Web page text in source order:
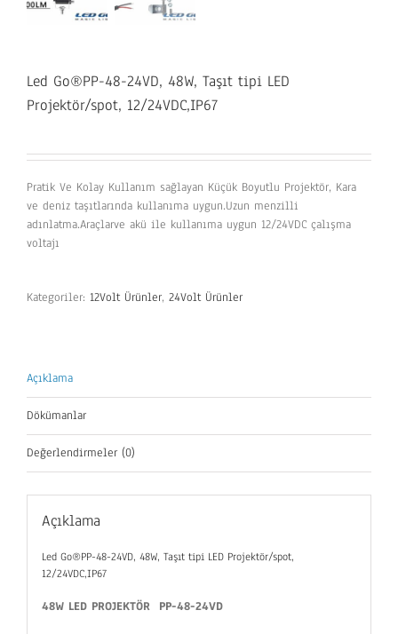
Led Go®PP-48-24VD, 48W, Taşıt tipi LED
Projektör/spot, 12/24VDC,IP67
Pratik Ve Kolay Kullanım sağlayan Küçük Boyutlu Projektör, Kara
ve deniz taşıtlarında kullanıma uygun.Uzun menzilli
adınlatma.Araçlarve akü ile kullanıma uygun 12/24VDC çalışma
voltajı
Kategoriler: 12Volt Ürünler, 24Volt Ürünler
Açıklama
Dökümanlar
Değerlendirmeler (0)
Açıklama
Led Go®PP-48-24VD, 48W, Taşıt tipi LED Projektör/spot,
12/24VDC,IP67
48W LED PROJEKTÖR PP-48-24VD